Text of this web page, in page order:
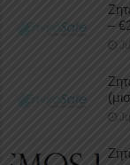
–